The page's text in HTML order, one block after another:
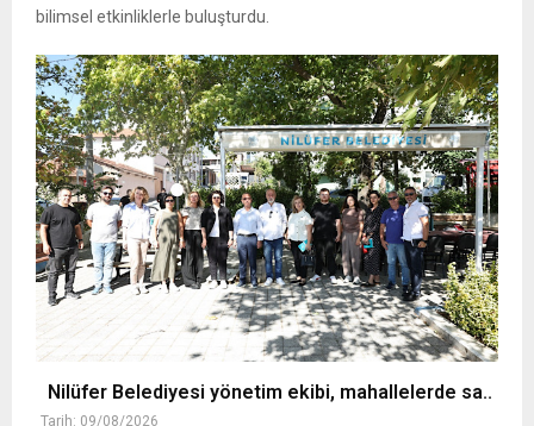
bilimsel etkinliklerle buluşturdu.
Nilüfer Belediyesi yönetim ekibi, mahallelerde sa..
Tarih: 09/08/2026